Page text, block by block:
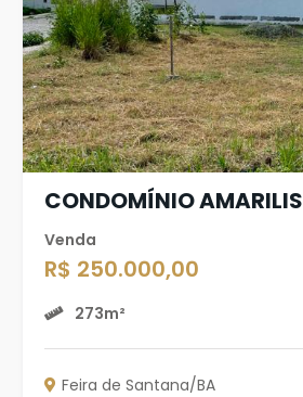
CONDOMÍNIO AMARILIS
Venda
R$ 250.000,00
273m²
Feira de Santana/BA